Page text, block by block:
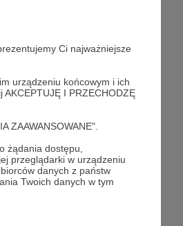
Ci najważniejsze
urządzeniu końcowym i ich
I PRZECHODZĘ
ZAAWANSOWANE".
żądania dostępu,
przeglądarki w urządzeniu
danych z państw
Twoich danych w tym